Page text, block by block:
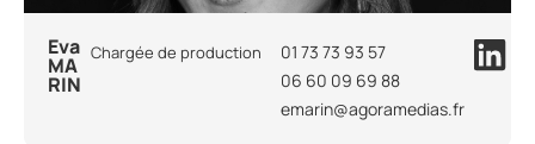
Eva
MA
RIN
Chargée de production
01 73 73 93 57
06 60 09 69 88
emarin@agoramedias.fr